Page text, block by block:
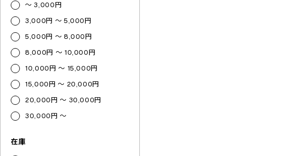
～ 3,000円
3,000円 ～ 5,000円
5,000円 ～ 8,000円
8,000円 ～ 10,000円
10,000円 ～ 15,000円
15,000円 ～ 20,000円
20,000円 ～ 30,000円
30,000円 ～
在庫